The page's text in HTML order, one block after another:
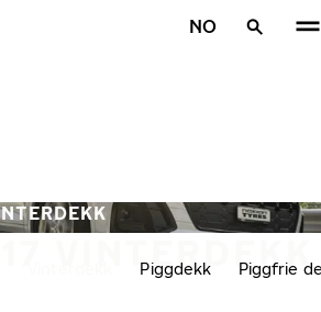
NO
VINTERDEKK
Piggdekk Piggfrie